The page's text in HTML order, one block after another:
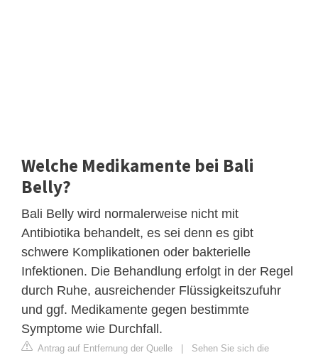
Welche Medikamente bei Bali
Belly?
Bali Belly wird normalerweise nicht mit
Antibiotika behandelt, es sei denn es gibt
schwere Komplikationen oder bakterielle
Infektionen. Die Behandlung erfolgt in der Regel
durch Ruhe, ausreichender Flüssigkeitszufuhr
und ggf. Medikamente gegen bestimmte
Symptome wie Durchfall.
Antrag auf Entfernung der Quelle | Sehen Sie sich die